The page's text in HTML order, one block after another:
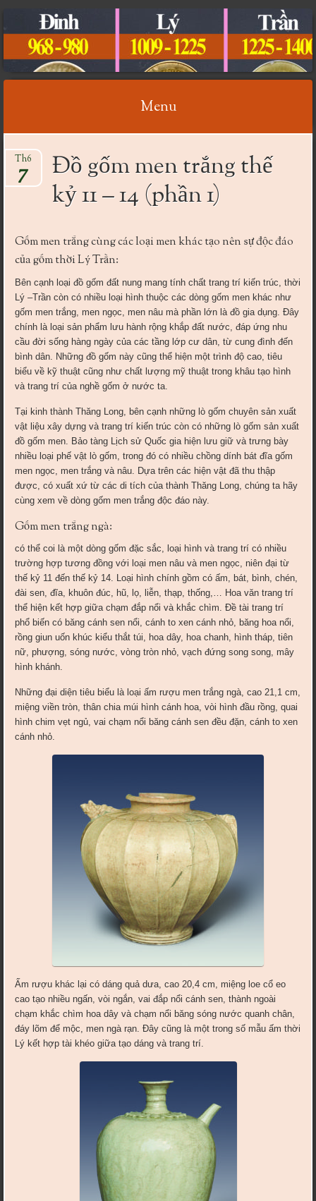
CỔ VẬT VIỆT NAM
Menu
to
content
Đồ gốm men trắng thế
kỷ 11 – 14 (phần 1)
Th6
7
Gốm men trắng cùng các loại men khác tạo nên sự độc đáo
của gốm thời Lý Trần:
Bên cạnh loại đồ gốm đất nung mang tính chất trang trí kiến trúc, thời
Lý –Trần còn có nhiều loại hình thuộc các dòng gốm men khác như
gốm men trắng, men ngọc, men nâu mà phần lớn là đồ gia dụng. Đây
chính là loại sản phẩm lưu hành rộng khắp đất nước, đáp ứng nhu
cầu đời sống hàng ngày của các tầng lớp cư dân, từ cung đình đến
bình dân. Những đồ gốm này cũng thể hiện một trình độ cao, tiêu
biểu về kỹ thuật cũng như chất lượng mỹ thuật trong khâu tạo hình
và trang trí của nghề gốm ở nước ta.
Tại kinh thành Thăng Long, bên cạnh những lò gốm chuyên sản xuất
vật liệu xây dựng và trang trí kiến trúc còn có những lò gốm sản xuất
đồ gốm men. Bảo tàng Lịch sử Quốc gia hiện lưu giữ và trưng bày
nhiều loại phế vật lò gốm, trong đó có nhiều chồng dính bát đĩa gốm
men ngọc, men trắng và nâu. Dựa trên các hiện vật đã thu thập
được, có xuất xứ từ các di tích của thành Thăng Long, chúng ta hãy
cùng xem về dòng gốm men trắng độc đáo này.
Gốm men trắng ngà:
có thể coi là một dòng gốm đặc sắc, loại hình và trang trí có nhiều
trường hợp tương đồng với loại men nâu và men ngọc, niên đại từ
thế kỷ 11 đến thế kỷ 14. Loại hình chính gồm có ấm, bát, bình, chén,
đài sen, đĩa, khuôn đúc, hũ, lọ, liễn, thạp, thống,… Hoa văn trang trí
thể hiện kết hợp giữa chạm đắp nổi và khắc chìm. Đề tài trang trí
phổ biến có băng cánh sen nổi, cánh to xen cánh nhỏ, băng hoa nổi,
rồng giun uốn khúc kiểu thắt túi, hoa dây, hoa chanh, hình tháp, tiên
nữ, phượng, sóng nước, vòng tròn nhỏ, vạch đứng song song, mây
hình khánh.
Những đại diện tiêu biểu là loại ấm rượu men trắng ngà, cao 21,1 cm,
miệng viền tròn, thân chia múi hình cánh hoa, vòi hình đầu rồng, quai
hình chim vẹt ngủ, vai chạm nổi băng cánh sen đều đặn, cánh to xen
cánh nhỏ.
Ấm rượu khác lại có dáng quả dưa, cao 20,4 cm, miệng loe cổ eo
cao tạo nhiều ngấn, vòi ngắn, vai đắp nổi cánh sen, thành ngoài
chạm khắc chìm hoa dây và chạm nổi băng sóng nước quanh chân,
đáy lõm để mộc, men ngà rạn. Đây cũng là một trong số mẫu ấm thời
Lý kết hợp tài khéo giữa tạo dáng và trang trí.